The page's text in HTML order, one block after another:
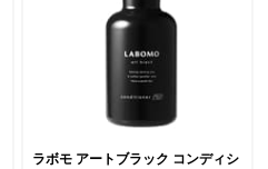
ラボモ アートブラック コンディシ